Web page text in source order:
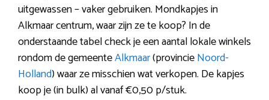
uitgewassen – vaker gebruiken. Mondkapjes in
Alkmaar centrum, waar zijn ze te koop? In de
onderstaande tabel check je een aantal lokale winkels
rondom de gemeenteAlkmaar(provincieNoord-
Holland) waar ze misschien wat verkopen. De kapjes
koop je (in bulk) al vanaf €0,50 p/stuk.